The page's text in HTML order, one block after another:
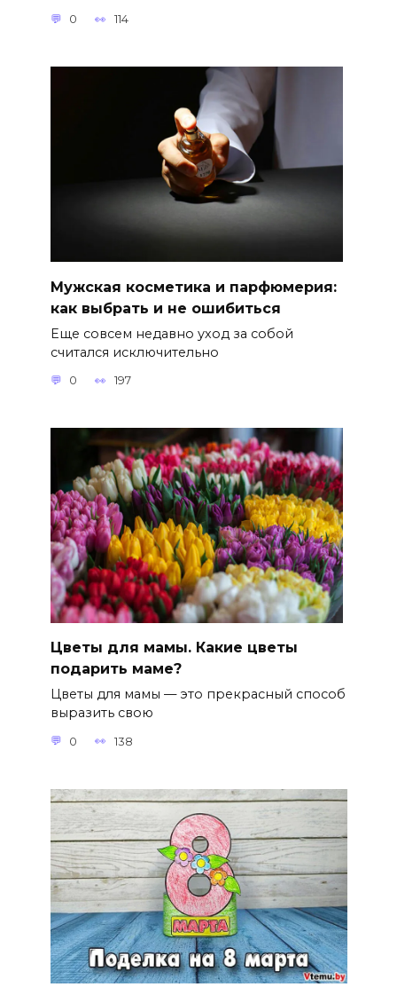
0 114
Мужская косметика и парфюмерия:
как выбрать и не ошибиться
Еще совсем недавно уход за собой
считался исключительно
0 197
Цветы для мамы. Какие цветы
подарить маме?
Цветы для мамы — это прекрасный способ
выразить свою
0 138